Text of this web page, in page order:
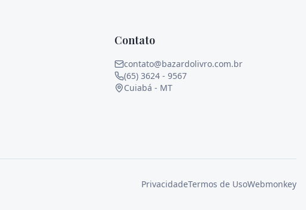
Contato
contato@bazardolivro.com.br
(65) 3624 - 9567
Cuiabá - MT
PrivacidadeTermos de UsoWebmonkey